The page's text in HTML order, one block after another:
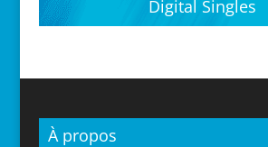
Digital Singles
À propos